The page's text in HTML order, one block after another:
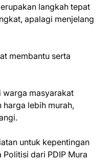
langkah tepat
apalagi menjelang
membantu serta
warga masyarakat
harga lebih murah,
untuk kepentingan
dari PDIP Mura